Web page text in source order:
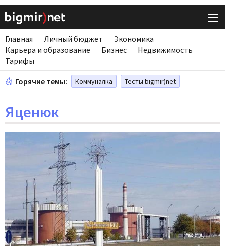
Главная Личный бюджет
Экономика
Карьера и образование
Бизнес
Недвижимость
Тарифы
Горячие темы: Коммуналка Тесты bigmir)net
Яценюк